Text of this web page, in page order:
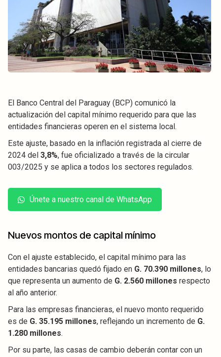
El Banco Central del Paraguay (BCP) comunicó la
actualización del capital mínimo requerido para que las
entidades financieras operen en el sistema local.
Este ajuste, basado en la inflación registrada al cierre de
2024 del 3,8%, fue oficializado a través de la circular
003/2025 y se aplica a todos los sectores regulados.
Únete a nuestro canal de WhatsApp
Nuevos montos de capital mínimo
Con el ajuste establecido, el capital mínimo para las
entidades bancarias quedó fijado en G. 70.390 millones, lo
que representa un aumento de G. 2.560 millones respecto
al año anterior.
Para las empresas financieras, el nuevo monto requerido
es de G. 35.195 millones, reflejando un incremento de G.
1.280 millones.
Por su parte, las casas de cambio deberán contar con un